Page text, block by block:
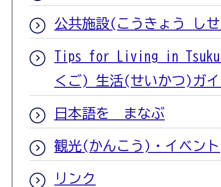
公共施設(こうきょう し
Tips for Living in
くご) 生活(せいかつ)ガ
日本語を まなぶ
観光(かんこう)・イベント
リンク